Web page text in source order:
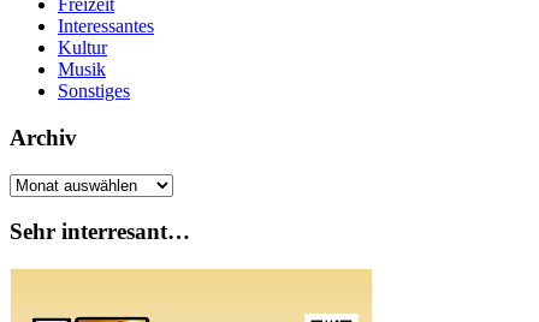
Freizeit
Interessantes
Kultur
Musik
Sonstiges
Archiv
Archiv
Sehr interresant…